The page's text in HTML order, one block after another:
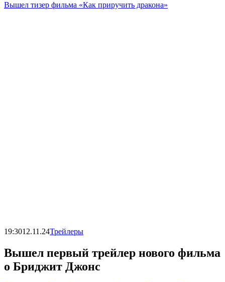
Вышел тизер фильма «Как приручить дракона»
19:3012.11.24Трейлеры
Вышел первый трейлер нового фильма
о Бриджит Джонс